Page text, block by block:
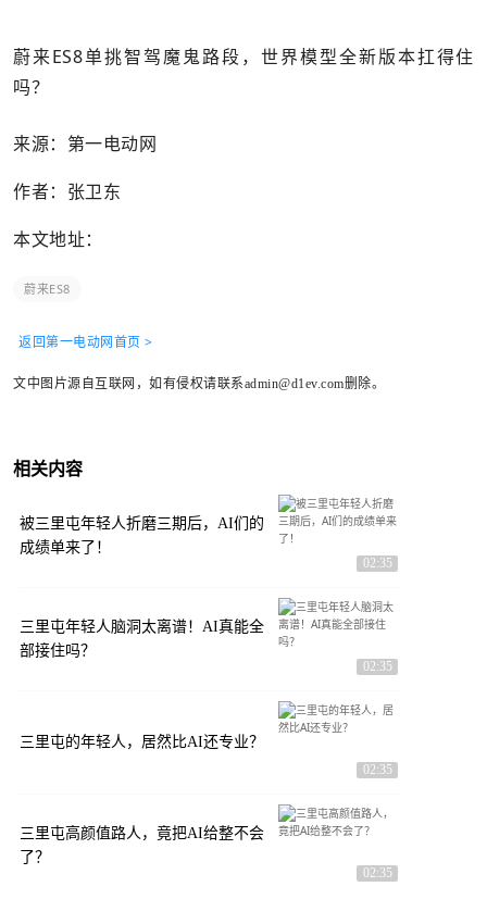
蔚来ES8单挑智驾魔鬼路段，世界模型全新版本扛得住
吗？
来源：第一电动网
作者：张卫东
本文地址：
​蔚来ES8
返回第一电动网首页 >
文中图片源自互联网，如有侵权请联系admin@d1ev.com删除。
相关内容
被三里屯年轻人折磨三期后，AI们的
成绩单来了！
02:35
三里屯年轻人脑洞太离谱！AI真能全
部接住吗？
02:35
三里屯的年轻人，居然比AI还专业？
02:35
三里屯高颜值路人，竟把AI给整不会
了？
02:35